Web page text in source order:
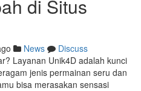
di Situs
News
Discuss
Layanan Unik4D adalah kunci
jenis permainan seru dan
bisa merasakan sensasi